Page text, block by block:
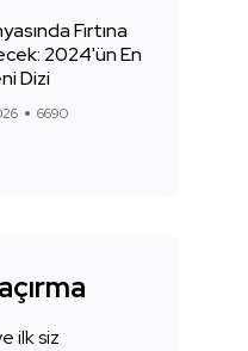
Fırtına
2024'ün En
Dizi
6690
ilk siz